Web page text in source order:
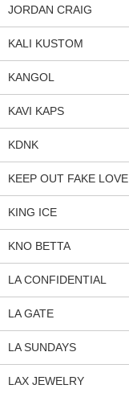
JORDAN CRAIG
KALI KUSTOM
KANGOL
KAVI KAPS
KDNK
KEEP OUT FAKE LOVE
KING ICE
KNO BETTA
LA CONFIDENTIAL
LA GATE
LA SUNDAYS
LAX JEWELRY